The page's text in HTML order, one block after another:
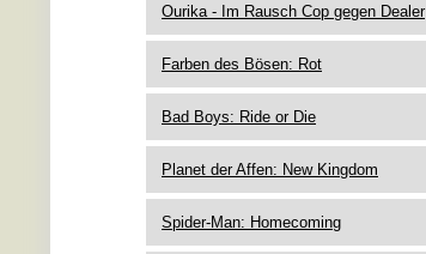
Ourika - Im Rausch Cop gegen Dealer
Farben des Bösen: Rot
Bad Boys: Ride or Die
Planet der Affen: New Kingdom
Spider-Man: Homecoming